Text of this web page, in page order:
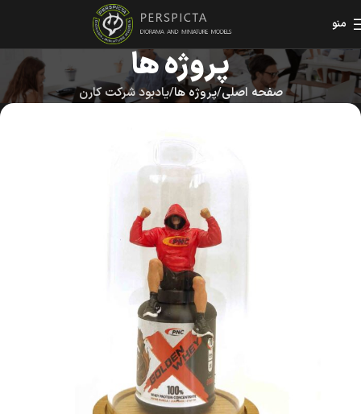
منو
پروژه ها
صفحه اصلی پروژه ها یادبود شرکت کارن